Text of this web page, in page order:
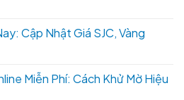
Cập Nhật Giá SJC, Vàng
Miễn Phí: Cách Khử Mờ Hiệu